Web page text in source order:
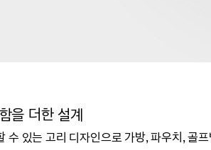
을 더한 설계
수 있는 고리 디자인으로 가방, 파우치, 골